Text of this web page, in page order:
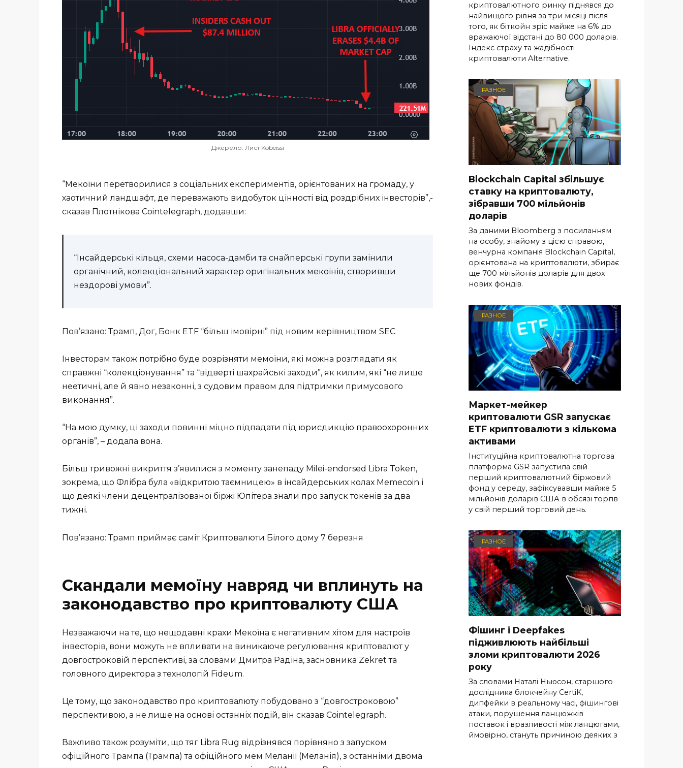
Джерело: Лист Kobeissi
“Мекоїни перетворилися з соціальних експериментів, орієнтованих на громаду, у
хаотичний ландшафт, де переважають видобуток цінності від роздрібних інвесторів”,-
сказав Плотнікова Cointelegraph, додавши:
“Інсайдерські кільця, схеми насоса-дамби та снайперські групи замінили
органічний, колекціональний характер оригінальних мекоінів, створивши
нездорові умови”.
Пов’язано: Трамп, Дог, Бонк ETF “більш імовірні” під новим керівництвом SEC
Інвесторам також потрібно буде розрізняти мемоїни, які можна розглядати як
справжні “колекціонування” та “відверті шахрайські заходи”, як килим, які “не лише
неетичні, але й явно незаконні, з судовим правом для підтримки примусового
виконання”.
“На мою думку, ці заходи повинні міцно підпадати під юрисдикцію правоохоронних
органів”, – додала вона.
Більш тривожні викриття з’явилися з моменту занепаду Milei-endorsed Libra Token,
зокрема, що Флібра була «відкритою таємницею» в інсайдерських колах Memecoin і
що деякі члени децентралізованої біржі Юпітера знали про запуск токенів за два
тижні.
Пов’язано: Трамп приймає саміт Криптовалюти Білого дому 7 березня
Скандали мемоїну навряд чи вплинуть на
законодавство про криптовалюту США
Незважаючи на те, що нещодавні крахи Мекоїна є негативним хітом для настроїв
інвесторів, вони можуть не впливати на виникаюче регулювання криптовалют у
довгостроковій перспективі, за словами Дмитра Радіна, засновника Zekret та
головного директора з технологій Fideum.
Це тому, що законодавство про криптовалюту побудовано з “довгостроковою”
перспективою, а не лише на основі останніх подій, він сказав Cointelegraph.
Важливо також розуміти, що тяг Libra Rug відрізнявся порівняно з запуском
офіційного Трампа (Трампа) та офіційного мем Меланії (Меланія), з останніми двома
криптовалютного ринку піднявся до
найвищого рівня за три місяці після
того, як біткойн зріс майже на 6% до
вражаючої відстані до 80 000 доларів.
Індекс страху та жадібності
криптовалюти Alternative.
РАЗНОЕ
Blockchain Capital збільшує
ставку на криптовалюту,
зібравши 700 мільйонів
доларів
За даними Bloomberg з посиланням
на особу, знайому з цією справою,
венчурна компанія Blockchain Capital,
орієнтована на криптовалюти, збирає
ще 700 мільйонів доларів для двох
нових фондів.
РАЗНОЕ
Маркет-мейкер
криптовалюти GSR запускає
ETF криптовалюти з кількома
активами
Інституційна криптовалютна торгова
платформа GSR запустила свій
перший криптовалютний біржовий
фонд у середу, зафіксувавши майже 5
мільйонів доларів США в обсязі торгів
у свій перший торговий день.
РАЗНОЕ
Фішинг і Deepfakes
підживлюють найбільші
зломи криптовалюти 2026
року
За словами Наталі Ньюсон, старшого
дослідника блокчейну CertiK,
дипфейки в реальному часі, фішингові
атаки, порушення ланцюжків
поставок і вразливості між ланцюгами,
ймовірно, стануть причиною деяких з